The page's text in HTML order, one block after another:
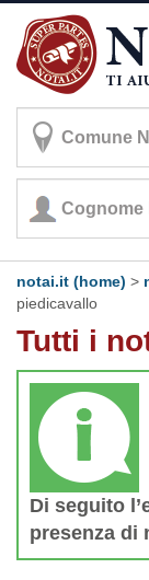
notai.it (home) >
piedicavallo
Tutti i
Di seguito
presenza di